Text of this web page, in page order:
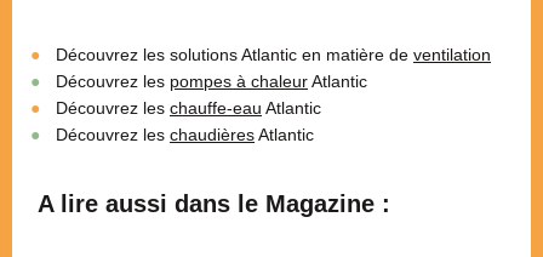
Découvrez les solutions Atlantic en matière de ventilation
Découvrez les pompes à chaleurAtlantic
Découvrez les chauffe-eau Atlantic
Découvrez les chaudièresAtlantic
A lire aussi dans le Magazine :